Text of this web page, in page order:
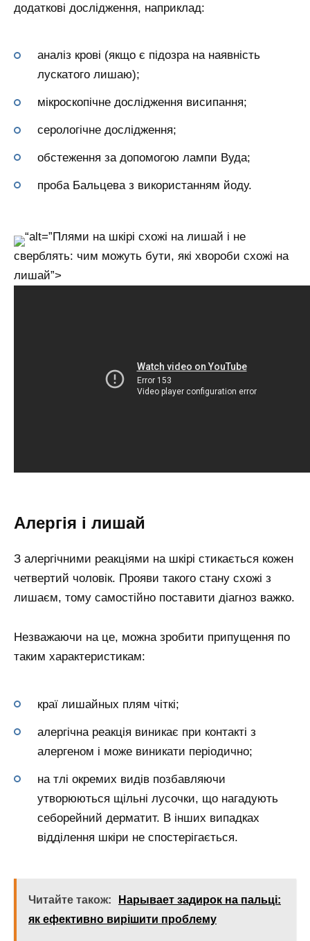
додаткові дослідження, наприклад:
аналіз крові (якщо є підозра на наявність
лускатого лишаю);
мікроскопічне дослідження висипання;
серологічне дослідження;
обстеження за допомогою лампи Вуда;
проба Бальцева з використанням йоду.
“alt=”Плями на шкірі схожі на лишай і не
сверблять: чим можуть бути, які хвороби схожі на
лишай”>
Алергія і лишай
З алергічними реакціями на шкірі стикається кожен
четвертий чоловік. Прояви такого стану схожі з
лишаєм, тому самостійно поставити діагноз важко.
Незважаючи на це, можна зробити припущення по
таким характеристикам:
краї лишайных плям чіткі;
алергічна реакція виникає при контакті з
алергеном і може виникати періодично;
на тлі окремих видів позбавляючи
утворюються щільні лусочки, що нагадують
себорейний дерматит. В інших випадках
відділення шкіри не спостерігається.
Читайте також:
Нарывает задирок на пальці:
як ефективно вирішити проблему